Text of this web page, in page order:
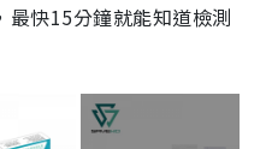
快15分鐘就能知道檢測